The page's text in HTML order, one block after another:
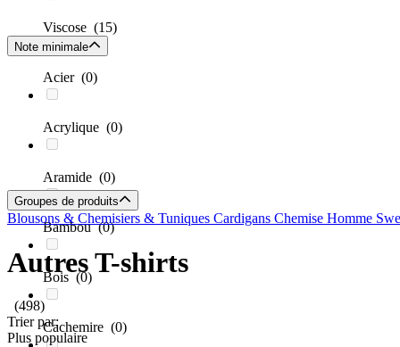
Viscose (15)
Acier (0)
Acrylique (0)
Aramide (0)
Bambou(0)
Bois(0)
Cachemire (0)
Note minimale
Groupes de produits
Blousons & Chemisiers & Tuniques Cardigans Chemise Homme
Autres T-shirts
(498)
Trier par:
Plus populaire